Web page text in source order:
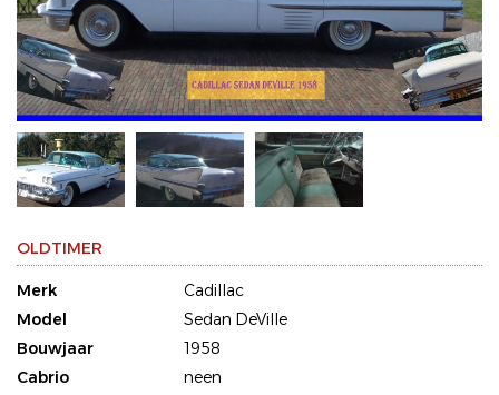
OLDTIMER
Merk
Cadillac
Model
Sedan DeVille
Bouwjaar
1958
Cabrio
neen